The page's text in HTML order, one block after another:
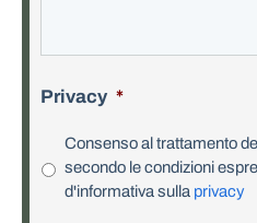
Privacy *
Consenso al trattamento
secondo le condizioni
d'informativa sulla privacy